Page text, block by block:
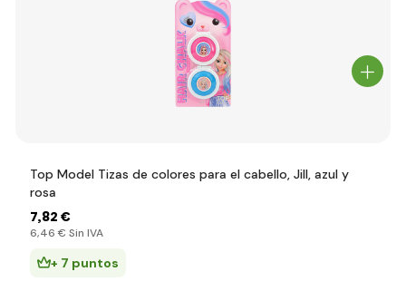
Top Model Tizas de colores para el cabello, Jill, azul y
rosa
7,82 €
6,46 € Sin IVA
+ 7 puntos